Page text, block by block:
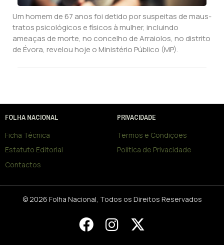
Um homem de 67 anos foi detido por suspeitas de maus-
tratos psicológicos e físicos à mulher, incluindo
ameaças de morte, no concelho de Arraiolos, no distrito
de Évora, revelou hoje o Ministério Público (MP).
FOLHA NACIONAL
Ficha Técnica
Estatuto Editorial
Contactos
PRIVACIDADE
Termos e Condições
Política de Privacidade
© 2026 Folha Nacional, Todos os Direitos Reservados